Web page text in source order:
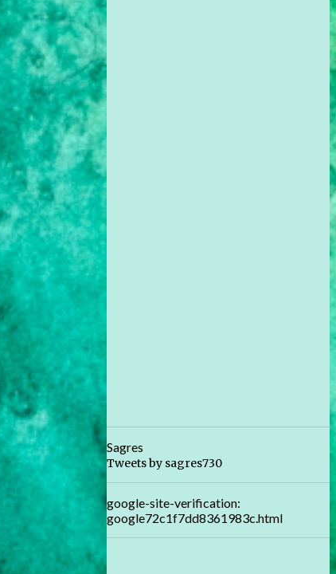
Sagres
Tweets by sagres730
google-site-verification:
google72c1f7dd8361983c.html